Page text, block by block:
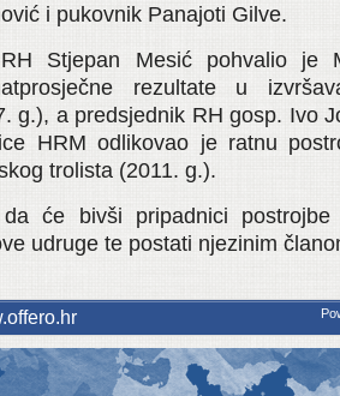
i pukovnik Panajoti Gilve.
RH Stjepan Mesić pohvalio
rezultate u
g.), a predsjednik RH gosp. Ivo
HRM odlikovao je ratnu
trolista (2011. g.).
će bivši pripadnici postrojbe
udruge te postati njezinim